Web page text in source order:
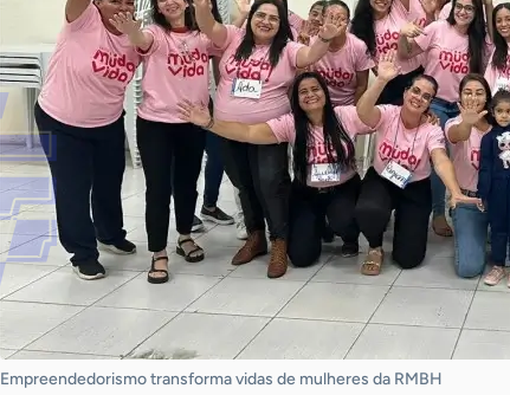
Empreendedorismo transforma vidas de mulheres da RMBH